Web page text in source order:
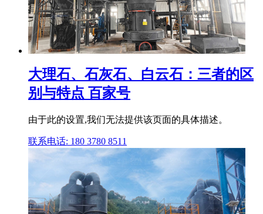
大理石、石灰石、白云石：三者的区
别与特点 百家号
由于此的设置,我们无法提供该页面的具体描述。
联系电话: 180 3780 8511